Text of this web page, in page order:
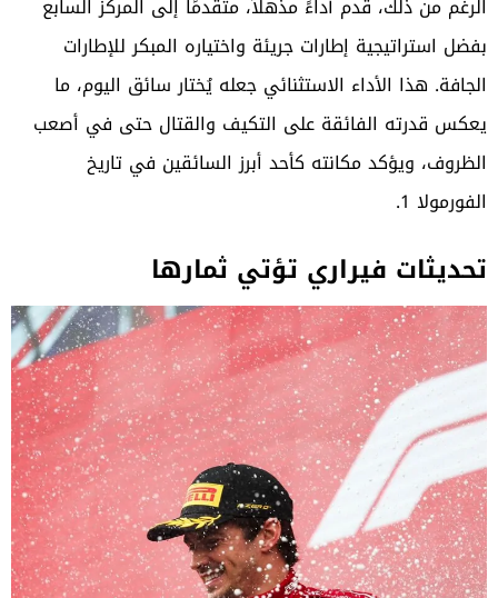
الرغم من ذلك، قدم أداءً مذهلاً، متقدمًا إلى المركز السابع
بفضل استراتيجية إطارات جريئة واختياره المبكر للإطارات
الجافة. هذا الأداء الاستثنائي جعله يُختار سائق اليوم، ما
يعكس قدرته الفائقة على التكيف والقتال حتى في أصعب
الظروف، ويؤكد مكانته كأحد أبرز السائقين في تاريخ
الفورمولا 1.
تحديثات فيراري تؤتي ثمارها